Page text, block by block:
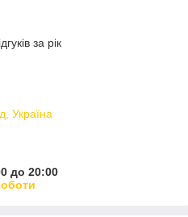
за рік
Україна
до 20:00